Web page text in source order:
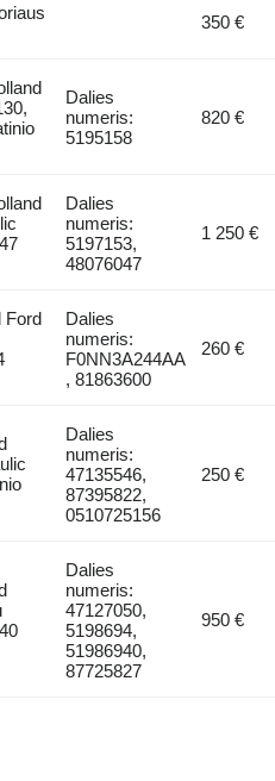
350 €
Dalies
numeris:
5195158
820 €
Dalies
numeris:
5197153,
48076047
1 250 €
Ford
Dalies
numeris:
F0NN3A244AA
, 81863600
260 €
Dalies
numeris:
47135546,
87395822,
0510725156
250 €
Dalies
numeris:
47127050,
5198694,
51986940,
87725827
950 €